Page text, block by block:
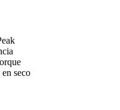
en seco